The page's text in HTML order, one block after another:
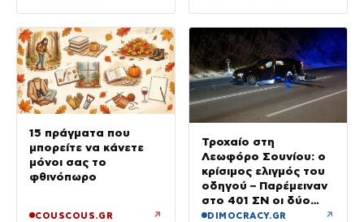
15 πράγματα που
μπορείτε να κάνετε
μόνοι σας το
φθινόπωρο
COUSCOUS.GR ↗
Τροχαίο στη
Λεωφόρο Σουνίου: ο
κρίσιμος ελιγμός του
οδηγού – Παρέμειναν
στο 401 ΣΝ οι δύο
αστυνομικοί
DIMOCRACY.GR ↗